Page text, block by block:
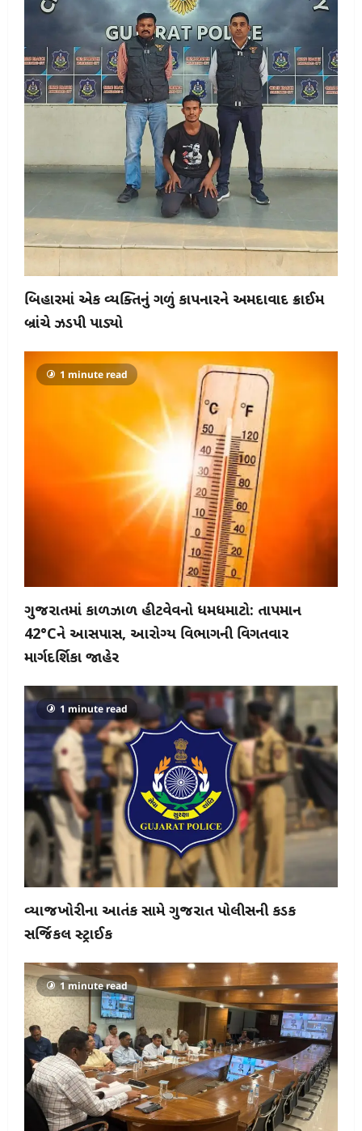
બિહારમાં એક વ્યક્તિનું ગળું કાપનારને અમદાવાદ ક્રાઈમ
બ્રાંચે ઝડપી પાડ્યો
1 minute read
ગુજરાતમાં કાળઝાળ હીટવેવનો ધમધમાટો: તાપમાન
42°Cને આસપાસ, આરોગ્ય વિભાગની વિગતવાર
માર્ગદર્શિકા જાહેર
1 minute read
વ્યાજખોરીના આતંક સામે ગુજરાત પોલીસની કડક
સર્જિકલ સ્ટ્રાઈક
1 minute read